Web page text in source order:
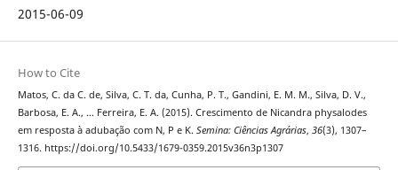
2015-06-09
How to Cite
Matos, C. da C. de, Silva, C. T. da, Cunha, P. T., Gandini, E. M. M., Silva, D. V.,
Barbosa, E. A., … Ferreira, E. A. (2015). Crescimento de Nicandra physalodes
em resposta à adubação com N, P e K. Semina: Ciências Agrárias, 36(3), 1307–
1316. https://doi.org/10.5433/1679-0359.2015v36n3p1307